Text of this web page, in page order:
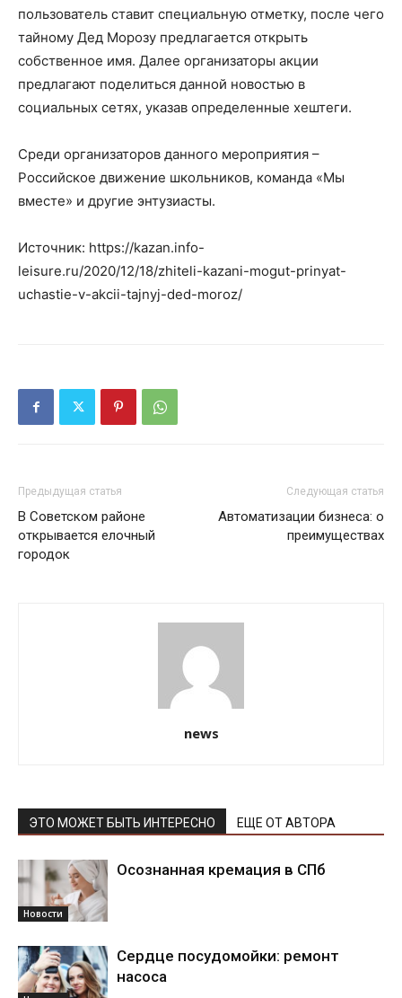
пользователь ставит специальную отметку, после чего
тайному Дед Морозу предлагается открыть
собственное имя. Далее организаторы акции
предлагают поделиться данной новостью в
социальных сетях, указав определенные хештеги.
Среди организаторов данного мероприятия –
Российское движение школьников, команда «Мы
вместе» и другие энтузиасты.
Источник: https://kazan.info-
leisure.ru/2020/12/18/zhiteli-kazani-mogut-prinyat-
uchastie-v-akcii-tajnyj-ded-moroz/
Предыдущая статья
В Советском районе
открывается елочный
городок
Следующая статья
Автоматизации бизнеса: о
преимуществах
news
ЭТО МОЖЕТ БЫТЬ ИНТЕРЕСНО ЕЩЕ ОТ АВТОРА
Новости
Осознанная кремация в СПб
Сердце посудомойки: ремонт
насоса